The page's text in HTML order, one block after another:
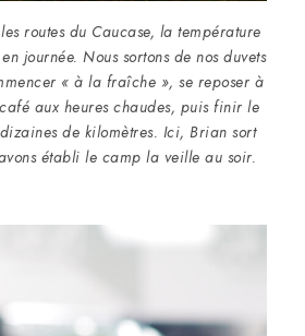
routes du Caucase, la température
journée. Nous sortons de nos duvets
« à la fraîche », se reposer à
aux heures chaudes, puis finir le
de kilomètres. Ici, Brian sort
établi le camp la veille au soir.